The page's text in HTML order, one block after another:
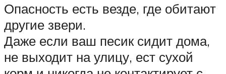
Опасность есть везде, где обитают
другие звери.
Даже если ваш песик сидит дома,
не выходит на улицу, ест сухой